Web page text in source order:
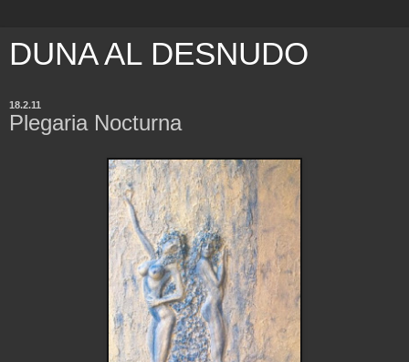
DUNA AL DESNUDO
18.2.11
Plegaria Nocturna